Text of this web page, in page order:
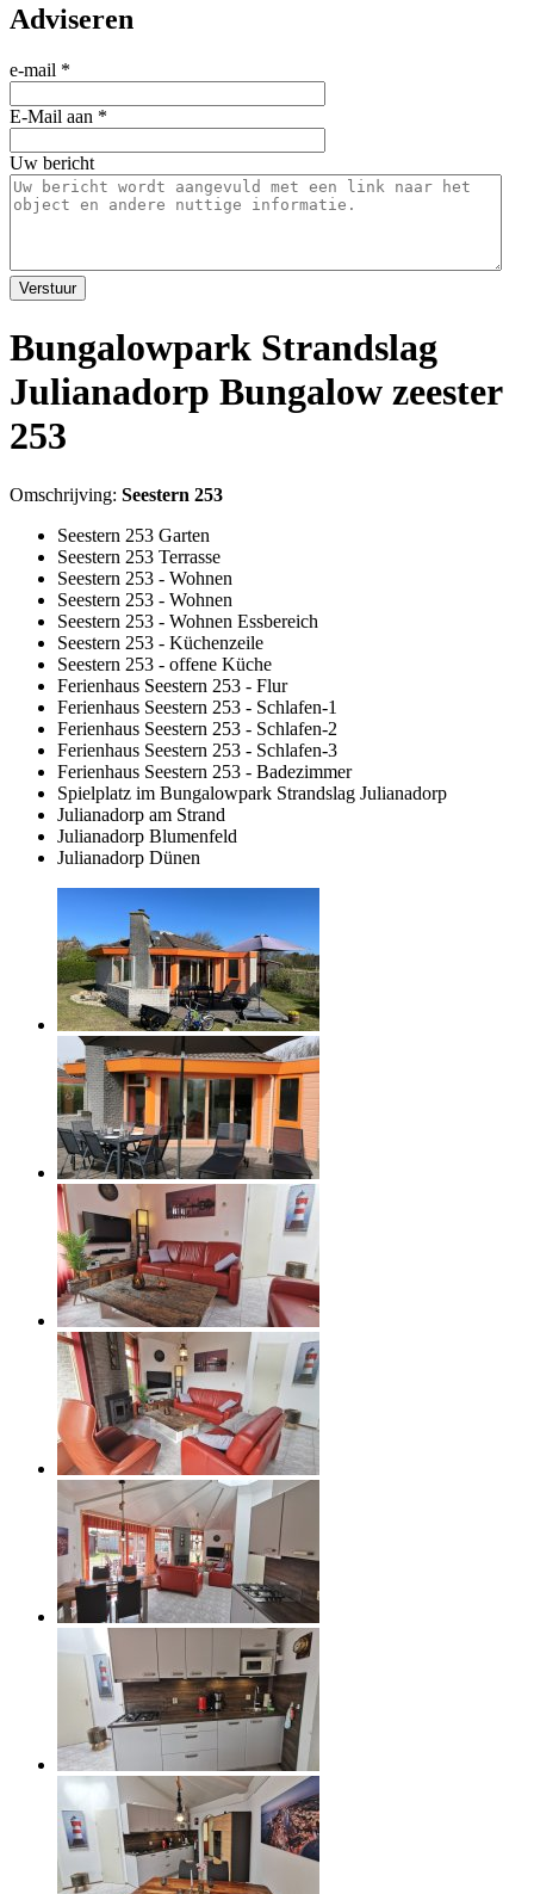
Adviseren
e-mail *
E-Mail aan *
Uw bericht
Verstuur
Bungalowpark Strandslag
Julianadorp Bungalow zeester
253
Omschrijving: Seestern 253
Seestern 253 Garten
Seestern 253 Terrasse
Seestern 253 - Wohnen
Seestern 253 - Wohnen
Seestern 253 - Wohnen Essbereich
Seestern 253 - Küchenzeile
Seestern 253 - offene Küche
Ferienhaus Seestern 253 - Flur
Ferienhaus Seestern 253 - Schlafen-1
Ferienhaus Seestern 253 - Schlafen-2
Ferienhaus Seestern 253 - Schlafen-3
Ferienhaus Seestern 253 - Badezimmer
Spielplatz im Bungalowpark Strandslag Julianadorp
Julianadorp am Strand
Julianadorp Blumenfeld
Julianadorp Dünen